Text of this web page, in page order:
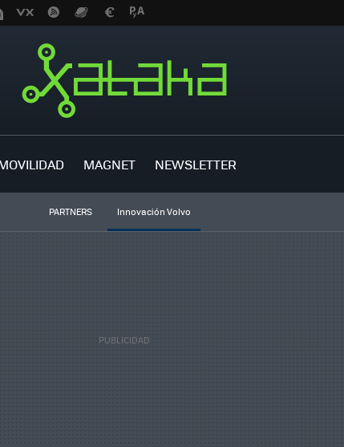
MAGNET NEWSLETTER
PARTNERS Innovación Volvo